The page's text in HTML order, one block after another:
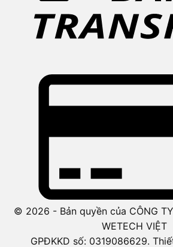
© 2026 - Bản quyền của CÔNG
WETECH VIỆT
GPĐKKD số: 0319086629.